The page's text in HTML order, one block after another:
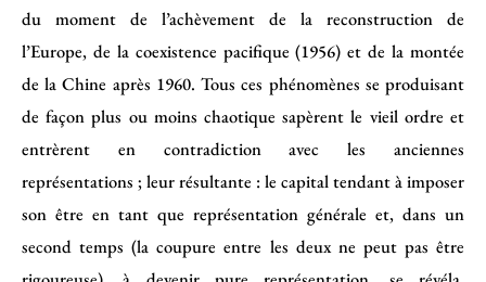
du moment de l’achèvement de la reconstruction de
l’Europe, de la coexistence pacifique (1956) et de la montée
de la Chine après 1960. Tous ces phénomènes se produisant
de façon plus ou moins chaotique sapèrent le vieil ordre et
entrèrent en contradiction avec les anciennes
représentations ; leur résultante : le capital tendant à imposer
son être en tant que représentation générale et, dans un
second temps (la coupure entre les deux ne peut pas être